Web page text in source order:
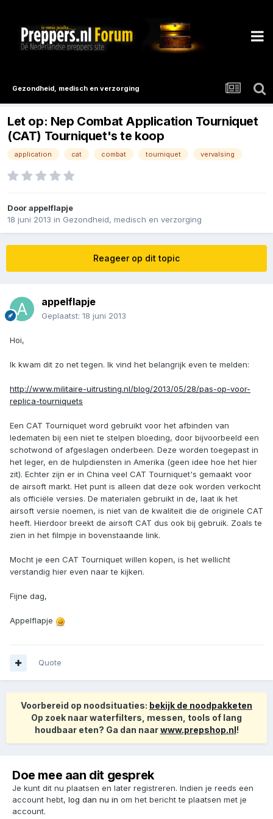
Gezondheid, medisch en verzorging
Let op: Nep Combat Application Tourniquet
(CAT) Tourniquet's te koop
application cat combat tourniquet vervalsing
Doorappelflapje
18 juni 2013 in Gezondheid, medisch en verzorging
Reageer op dit topic
appelflapje
Geplaatst: 18 juni 2013
Hoi,
Ik kwam dit zo net tegen. Ik vind het belangrijk even te melden:
http://www.militaire-uitrusting.nl/blog/2013/05/28/pas-op-voor-
replica-tourniquets
Een CAT Tourniquet word gebruikt voor het afbinden van
ledematen bij een niet te stelpen bloeding, door bijvoorbeeld een
schotwond of afgeslagen onderbeen. Deze worden toegepast in
het leger, en de hulpdiensten in Amerika (geen idee hoe het hier
zit). Echter zijn er in China veel CAT Tourniquet's gemaakt voor
de airsoft markt. Het punt is alleen dat deze ook worden verkocht
als officiële versies. De materialen gebruikt in de, laat ik het
airsoft versie noemen, is niet van de kwaliteit die de originele CAT
heeft. Hierdoor breekt de airsoft CAT dus ook bij gebruik. Zoals te
zien in het filmpje in bovenstaande link.
Mocht je een CAT Tourniquet willen kopen, is het wellicht
verstandig hier even naar te kijken.
Fijne dag,
Appelflapje
Quote
Voorbereid op noodsituaties: bekijk de noodpakketen
Op zoek naar waterfilters, messen, tools of lang
houdbaar eten? Ga dan naarwww.prepshop.nl!
Doe mee aan dit gesprek
Je kunt dit nu plaatsen en later registreren. Indien je reeds een
account hebt, log dan nu in om het bericht te plaatsen met je
account.